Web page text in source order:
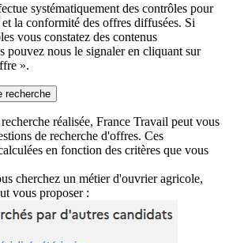
systématiquement des contrôles pour
la conformité des offres diffusées. Si
vous constatez des contenus
pouvez nous le signaler en cliquant sur
».
recherche
réalisée, France Travail peut vous
de recherche d'offres. Ces
en fonction des critères que vous
cherchez un métier d'ouvrier agricole,
vous proposer :